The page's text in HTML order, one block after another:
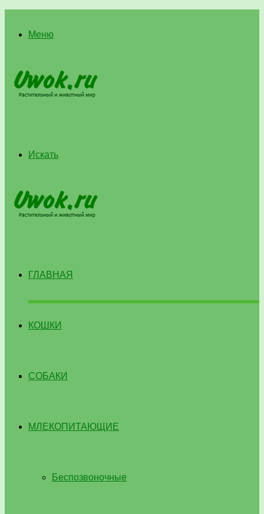
Меню
Искать
ГЛАВНАЯ
КОШКИ
СОБАКИ
МЛЕКОПИТАЮЩИЕ
Беспозвоночные